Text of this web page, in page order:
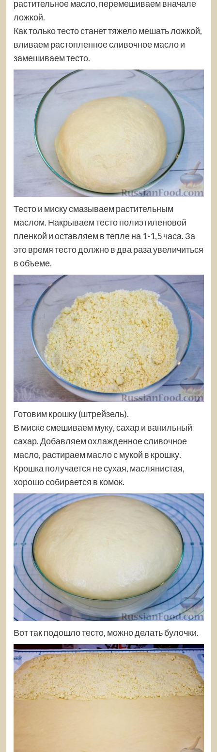
растительное масло, перемешиваем вначале
ложкой.
Как только тесто станет тяжело мешать ложкой,
вливаем растопленное сливочное масло и
замешиваем тесто.
Тесто и миску смазываем растительным
маслом. Накрываем тесто полиэтиленовой
пленкой и оставляем в тепле на 1-1,5 часа. За
это время тесто должно в два раза увеличиться
в объеме.
Готовим крошку (штрейзель).
В миске смешиваем муку, сахар и ванильный
сахар. Добавляем охлажденное сливочное
масло, растираем масло с мукой в крошку.
Крошка получается не сухая, маслянистая,
хорошо собирается в комок.
Вот так подошло тесто, можно делать булочки.